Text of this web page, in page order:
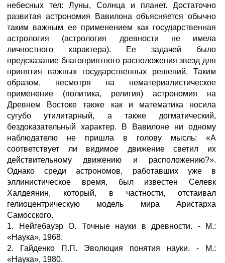
небесных тел: Луны, Солнца и планет. Достаточно
развитая астрономия Вавилона объясняется обычно
таким важным ее применением как государственная
астрология (астрология древности не имела
личностного характера). Ее задачей было
предсказание благоприятного расположения звезд для
принятия важных государственных решений. Таким
образом, несмотря на нематериалистическое
применение (политика, религия) астрономия на
Древнем Востоке также как и математика носила
сугубо утилитарный, а также догматический,
бездоказательный характер. В Вавилоне ни одному
наблюдателю не пришла в голову мысль: «А
соответствует ли видимое движение светил их
действительному движению и расположению?».
Однако среди астрономов, работавших уже в
эллинистическое время, был известен Селевк
Халдеянин, который, в частности, отстаивал
гелиоцентрическую модель мира Аристарха
Самосского.
1. Нейгебауэр О. Точные науки в древности. - М.:
«Наука», 1968.
2. Гайденко П.П. Эволюция понятия науки. - М.:
«Наука», 1980.